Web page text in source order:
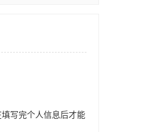
写完个人信息后才能